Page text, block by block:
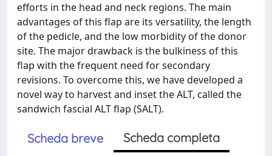
efforts in the head and neck regions. The main
advantages of this flap are its versatility, the length
of the pedicle, and the low morbidity of the donor
site. The major drawback is the bulkiness of this
flap with the frequent need for secondary
revisions. To overcome this, we have developed a
novel way to harvest and inset the ALT, called the
sandwich fascial ALT flap (SALT).
Scheda breve
Scheda completa